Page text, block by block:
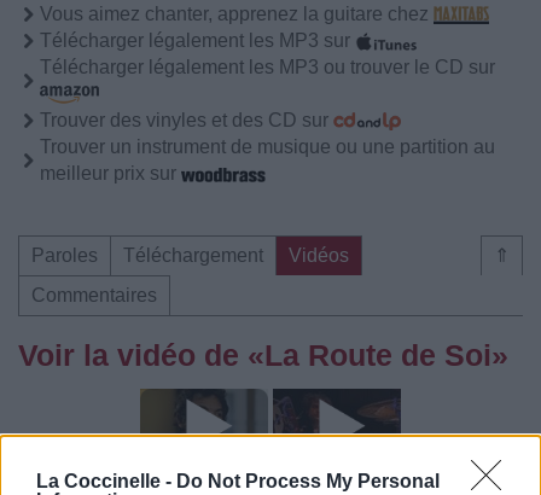
La Coccinelle - Do Not Process My Personal
Vous aimez chanter, apprenez la guitare chez
Télécharger légalement les MP3 sur
Télécharger légalement les MP3 ou trouver le CD sur
Trouver des vinyles et des CD sur
Trouver un instrument de musique ou une partition au
meilleur prix sur
⇑
Paroles Téléchargement
Vidéos
Commentaires
Voir la vidéo de «La Route de Soi»